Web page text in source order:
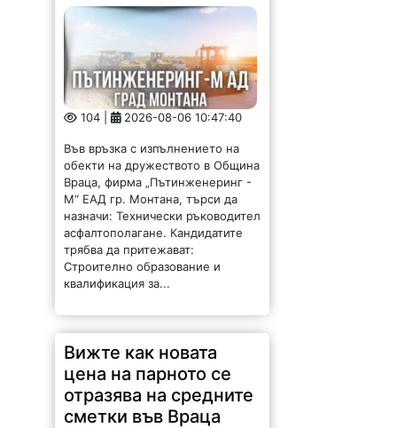
104 | 2026-08-06 10:47:40
Във връзка с изпълнението на
обекти на дружеството в Община
Враца, фирма „Пътинженеринг -
М“ ЕАД гр. Монтана, търси да
назначи: Технически ръководител
асфалтополагане. Кандидатите
трябва да притежават:
Строително образование и
квалификация за...
Вижте как новата
цена на парното се
отразява на средните
сметки във Враца